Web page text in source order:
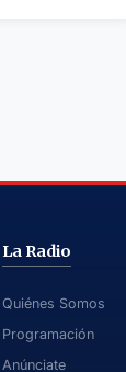
La Radio
Quiénes Somos
Programación
Anúnciate